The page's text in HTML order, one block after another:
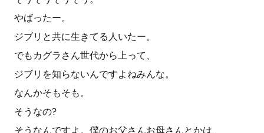
やばったー。
ジブリと共に生きてる人いたー。
でもカグラさん世代から上って、
ジブリを知らないんですよねみんな。
なんかそもそも。
そうなの?
そうなんですよ。僕のお父さんお母さんとかは、